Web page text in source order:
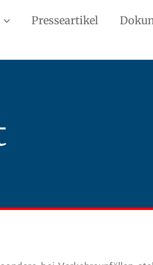
Presseartikel